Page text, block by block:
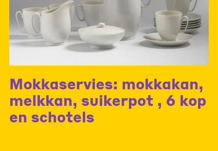
Mokkaservies: mokkakan,
melkkan, suikerpot , 6 kop
en schotels